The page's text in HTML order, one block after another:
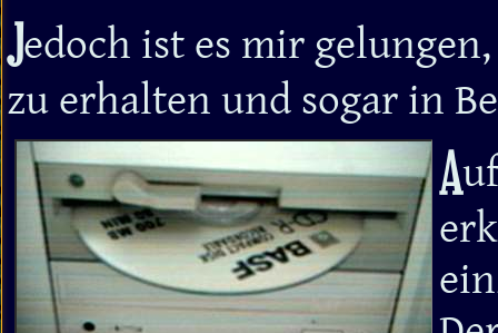
Jedoch ist es mir
zu erhalten und sogar in
A